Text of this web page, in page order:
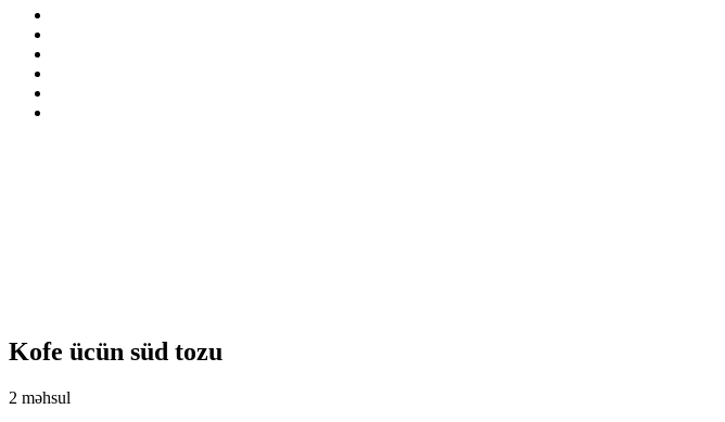
Kofe ücün süd tozu
2 məhsul